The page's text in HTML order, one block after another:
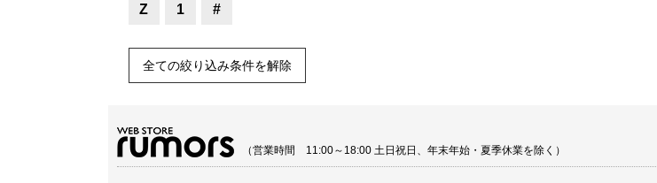
Z 1 #
全ての絞り込み条件を解除
（営業時間 11:00～18:00 土日祝日、年末年始・夏季休業を除く）